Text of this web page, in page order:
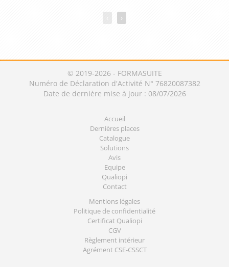
›
© 2019-2026 - FORMASUITE
Numéro de Déclaration d'Activité N° 76820087382
Date de dernière mise à jour : 08/07/2026
Accueil
Dernières places
Catalogue
Solutions
Avis
Equipe
Qualiopi
Contact
Mentions légales
Politique de confidentialité
Certificat Qualiopi
CGV
Règlement intérieur
Agrément CSE-CSSCT